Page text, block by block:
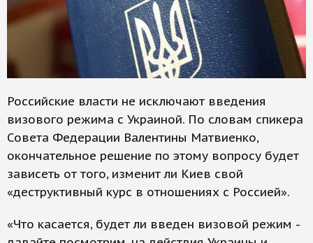
Российские власти не исключают введения
визового режима с Украиной. По словам спикера
Совета Федерации Валентины Матвиенко,
окончательное решение по этому вопросу будет
зависеть от того, изменит ли Киев свой
«деструктивный курс в отношениях с Россией».
«Что касается, будет ли введен визовой режим -